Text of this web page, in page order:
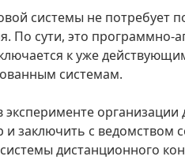
системы не потребует
По сути, это программно-
к уже
системам.
эксперименте
и заключить с ведомством
дистанционного